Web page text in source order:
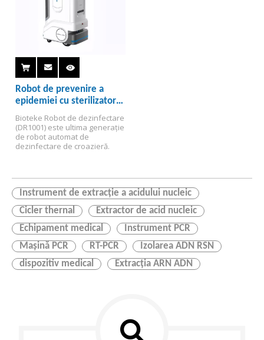
Robot de prevenire a
epidemiei cu sterilizator
medical laser
Bioteke Robot de dezinfectare
(DR1001) este ultima generație
de robot automat de
dezinfectare de croazieră.
Instrument de extracție a acidului nucleic
Cicler thernal
Extractor de acid nucleic
Echipament medical
Instrument PCR
Mașină PCR
RT-PCR
Izolarea ADN RSN
dispozitiv medical
Extracția ARN ADN